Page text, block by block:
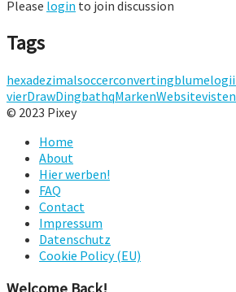
Please login to join discussion
Tags
hexadezimalsoccerconvertingblumelogi
vierDrawDingbathqMarkenWebsite
© 2023 Pixey
Home
About
Hier werben!
FAQ
Contact
Impressum
Datenschutz
Cookie Policy (EU)
Welcome Back!